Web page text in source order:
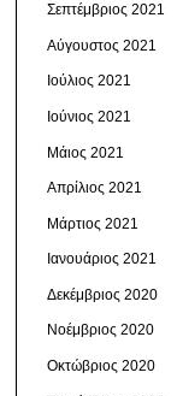
Σεπτέμβριος 2021
Αύγουστος 2021
Ιούλιος 2021
Ιούνιος 2021
Μάιος 2021
Απρίλιος 2021
Μάρτιος 2021
Ιανουάριος 2021
Δεκέμβριος 2020
Νοέμβριος 2020
Οκτώβριος 2020